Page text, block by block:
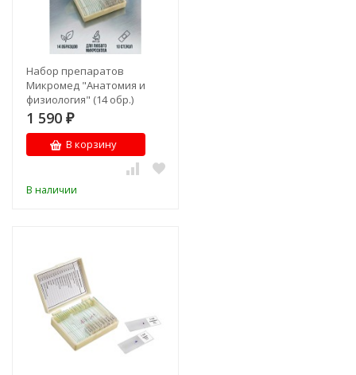
Набор препаратов
Микромед "Анатомия и
физиология" (14 обр.)
1 590 ₽
В корзину
В наличии